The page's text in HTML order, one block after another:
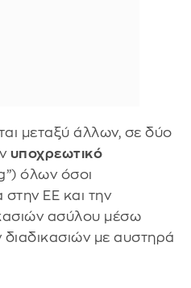
μεταξύ άλλων, σε δύο
υποχρεωτικό
όλων όσοι
ΕΕ και την
ασύλου μέσω
με αυστηρά